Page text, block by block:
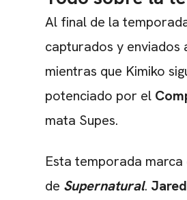
Al final de la
capturados y enviados
mientras que Kimiko
potenciado por el
mata Supes.
Esta temporada
de Supernatural.